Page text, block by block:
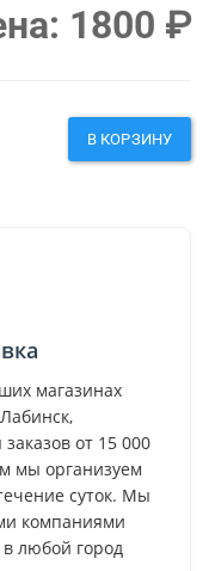
1800 ₽
В КОРЗИНУ
магазинах
от 15 000
мы организуем
суток. Мы
компаниями
любой город